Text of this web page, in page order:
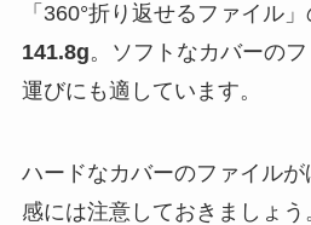
「360°折り返せるファイル
141.8g。ソフトなカバーの
運びにも適しています。
ハードなカバーのファイル
感には注意しておきましょう